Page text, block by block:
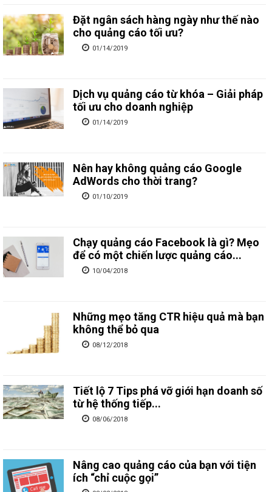
Đặt ngân sách hàng ngày như thế nào
cho quảng cáo tối ưu?
01/14/2019
Dịch vụ quảng cáo từ khóa – Giải pháp
tối ưu cho doanh nghiệp
01/14/2019
Nên hay không quảng cáo Google
AdWords cho thời trang?
01/10/2019
Chạy quảng cáo Facebook là gì? Mẹo
để có một chiến lược quảng cáo...
10/04/2018
Những mẹo tăng CTR hiệu quả mà bạn
không thể bỏ qua
08/12/2018
Tiết lộ 7 Tips phá vỡ giới hạn doanh số
từ hệ thống tiếp...
08/06/2018
Nâng cao quảng cáo của bạn với tiện
ích “chỉ cuộc gọi”